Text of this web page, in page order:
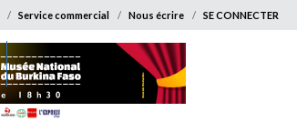
Service commercial Nous écrire SE CONNECTER